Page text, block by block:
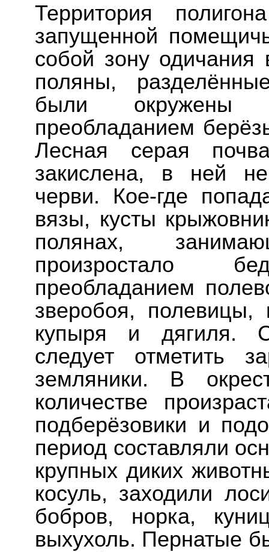
Территория
запущенной
собой зону одичания
поляны,
были окружены
преобладанием
Лесная серая
закислена, в ней
черви. Кое-где
вязы, кусты
полянах,
произростало
преобладанием
зверобоя,
купыря и дягиля.
следует отметить
земляники. В
количестве
подберёзовики и
период составляли
крупных диких
косуль, заходили
бобров, норка,
выхухоль. Пернатые